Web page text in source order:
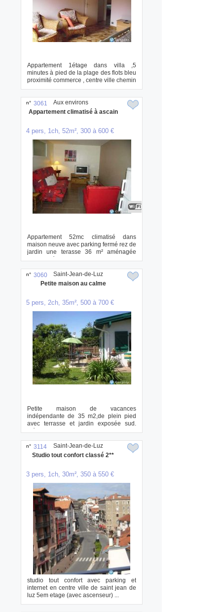
Appartement 1étage dans villa ,5
minutes à pied de la plage des flots bleu
proximité commerce , centre ville chemin
...
n° 3061
Appartement climatisé à ascain
4 pers, 1ch, 52m², 300 à 600 €
Appartement 52mc climatisé dans
maison neuve avec parking fermé rez de
jardin une terasse 36 m² aménagée
avec entrée...
Aux environs
n° 3060
Petite maison au calme
5 pers, 2ch, 35m², 500 à 700 €
Petite maison de vacances
indépendante de 35 m2,de plein pied
avec terrasse et jardin exposée sud.
idéale pour des v...
Saint-Jean-de-Luz
n° 3114
Studio tout confort classé 2**
3 pers, 1ch, 30m², 350 à 550 €
studio tout confort avec parking et
internet en centre ville de saint jean de
luz 5em etage (avec ascenseur) ...
Saint-Jean-de-Luz